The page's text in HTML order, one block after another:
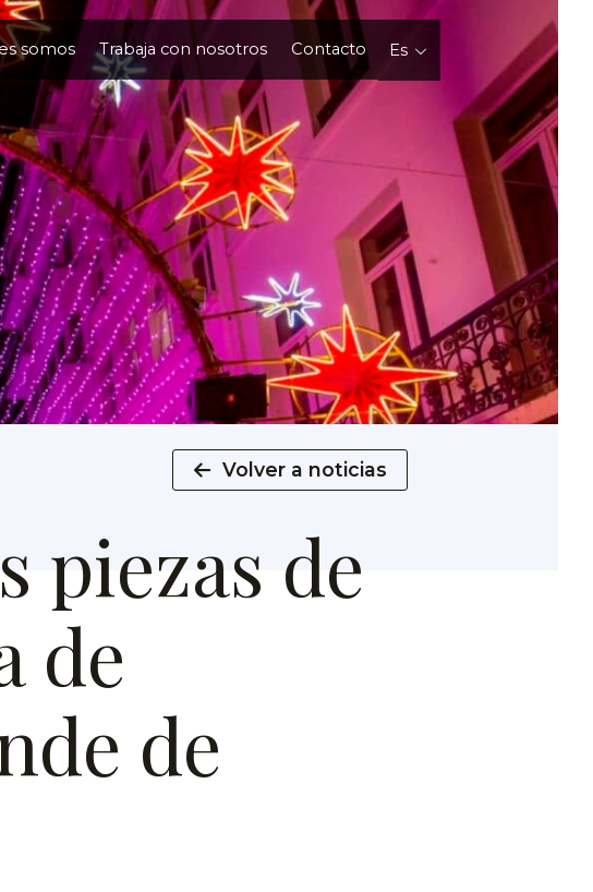
somos Trabaja con nosotros Contacto Es
Volver a noticias
piezas de
de
de